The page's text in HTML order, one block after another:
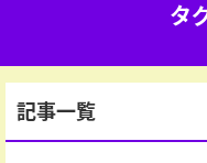
タ
記事一覧